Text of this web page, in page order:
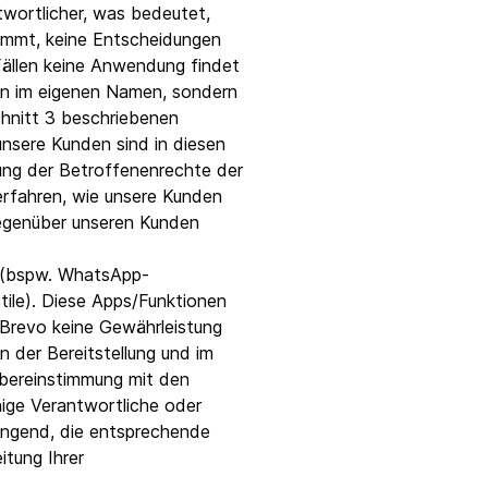
was bedeutet,
keine Entscheidungen
keine Anwendung findet
im eigenen Namen, sondern
3 beschriebenen
Kunden sind in diesen
der Betroffenenrechte der
wie unsere Kunden
unseren Kunden
WhatsApp-
Diese Apps/Funktionen
keine Gewährleistung
der Bereitstellung und im
mit den
Verantwortliche oder
die entsprechende
Ihrer